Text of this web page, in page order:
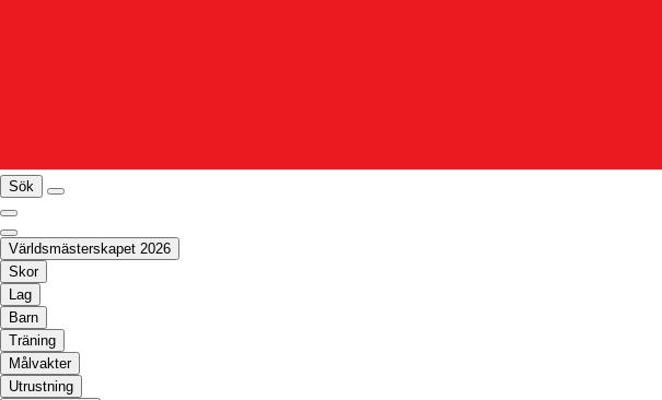
Sök
Världsmästerskapet 2026
Skor
Lag
Barn
Träning
Målvakter
Utrustning